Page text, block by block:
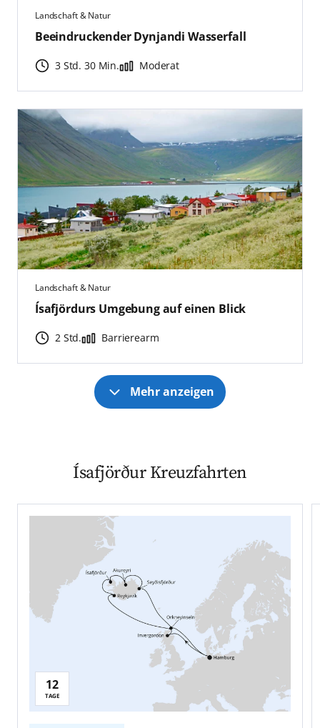
Landschaft & Natur
Beeindruckender Dynjandi Wasserfall
3 Std. 30 Min. Moderat
Landschaft & Natur
Ísafjördurs Umgebung auf einen Blick
2 Std. Barrierearm
Mehr anzeigen
Ísafjörður Kreuzfahrten
12
TAGE